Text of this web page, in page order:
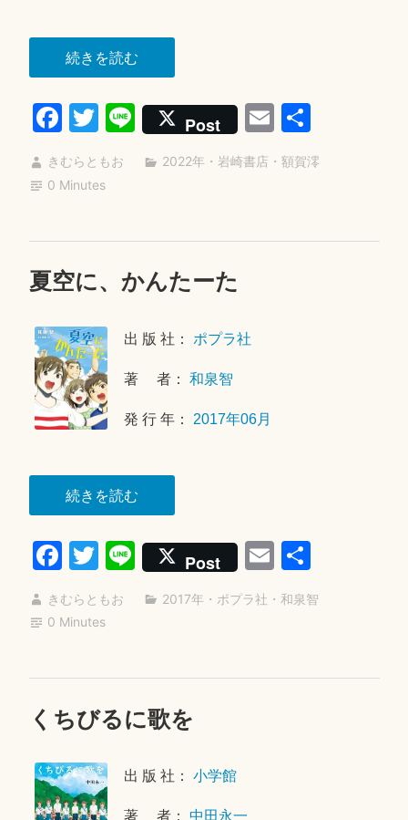
続きを読む“ラ
ベ
ン
ダ
ー
ノ”
Fa
ce
bo
T
wi
tte
Li
ne
Post E
m
ail
共
有
きむらともお 2022年 ・ 岩崎書店 ・ 額賀澪
0 Minutes
夏空に、かんたーた
出 版 社： ポプラ社
著 者：和泉智
発 行 年： 2017年06月
続きを読む“夏
空
に、
か
ん
Fa
ce
bo
T
wi
tte
Li
ne
Post E
m
ail
共
有
きむらともお 2017年 ・ ポプラ社 ・ 和泉智
0 Minutes
くちびるに歌を
出 版 社：小学館
著 者：中田永一